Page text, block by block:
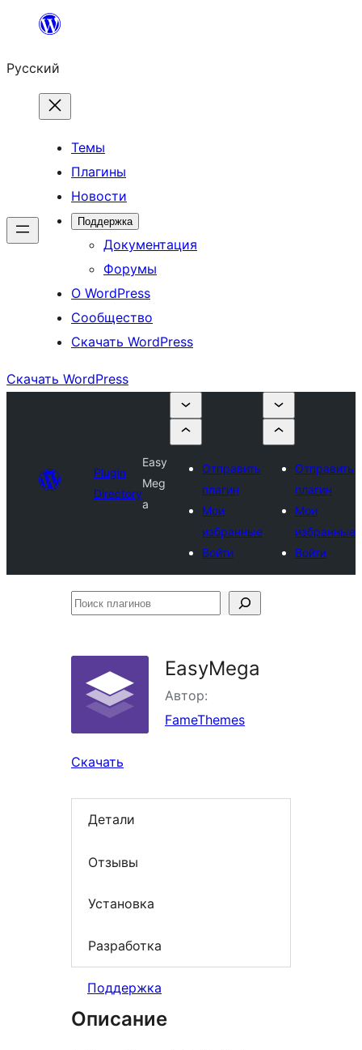
Перейти
содержимому
Русский
Темы
Плагины
Новости
Поддержка
Документация
Форумы
О WordPress
Сообщество
Скачать WordPress
Скачать WordPress
Plugin
Directory
Easy
Meg
a
Отправить
плагин
Мои
избранные
Войти
Отправить
плагин
Мои
избранные
Войти
Поиск
EasyMega
Автор:
FameThemes
Скачать
Детали
Отзывы
Установка
Разработка
Поддержка
Описание